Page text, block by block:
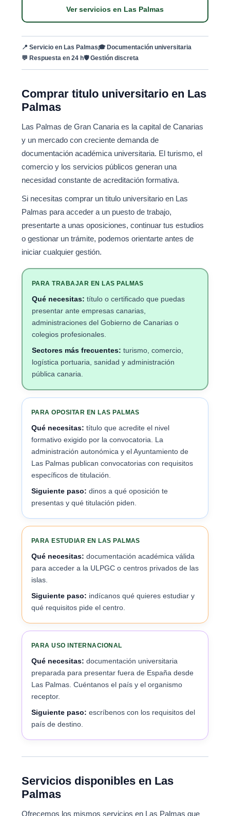
Ver servicios en Las Palmas
📍 Servicio en Las Palmas🎓 Documentación universitaria
💬 Respuesta en 24 h🛡 Gestión discreta
Comprar titulo universitario en Las
Palmas
Las Palmas de Gran Canaria es la capital de Canarias
y un mercado con creciente demanda de
documentación académica universitaria. El turismo, el
comercio y los servicios públicos generan una
necesidad constante de acreditación formativa.
Si necesitas comprar un titulo universitario en Las
Palmas para acceder a un puesto de trabajo,
presentarte a unas oposiciones, continuar tus estudios
o gestionar un trámite, podemos orientarte antes de
iniciar cualquier gestión.
PARA TRABAJAR EN LAS PALMAS
Qué necesitas: título o certificado que puedas
presentar ante empresas canarias,
administraciones del Gobierno de Canarias o
colegios profesionales.
Sectores más frecuentes: turismo, comercio,
logística portuaria, sanidad y administración
pública canaria.
PARA OPOSITAR EN LAS PALMAS
Qué necesitas: título que acredite el nivel
formativo exigido por la convocatoria. La
administración autonómica y el Ayuntamiento de
Las Palmas publican convocatorias con requisitos
específicos de titulación.
Siguiente paso: dinos a qué oposición te
presentas y qué titulación piden.
PARA ESTUDIAR EN LAS PALMAS
Qué necesitas: documentación académica válida
para acceder a la ULPGC o centros privados de las
islas.
Siguiente paso: indícanos qué quieres estudiar y
qué requisitos pide el centro.
PARA USO INTERNACIONAL
Qué necesitas: documentación universitaria
preparada para presentar fuera de España desde
Las Palmas. Cuéntanos el país y el organismo
receptor.
Siguiente paso: escríbenos con los requisitos del
país de destino.
Servicios disponibles en Las
Palmas
Ofrecemos los mismos servicios en Las Palmas que